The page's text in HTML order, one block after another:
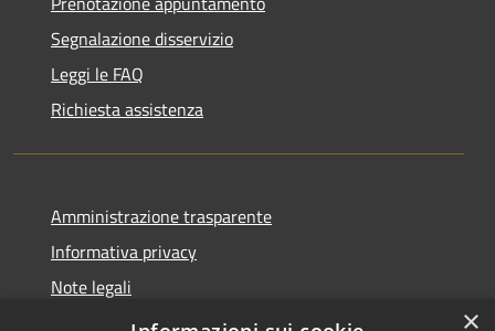
Segnalazione disservizio
Leggi le FAQ
Richiesta assistenza
Amministrazione trasparente
Informativa privacy
Note legali
Dichiarazione di accessibilità
×